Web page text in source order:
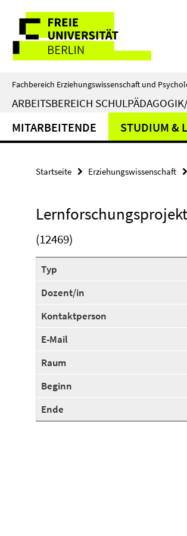
direkt
Inhalt
Service-
Navigation
Fachbereich Erziehungswissenschaft und
ARBEITSBEREICH
MITARBEITENDE STUDIUM &
Startseite Erziehungswissenschaft
Lernforschungsprojekt
(12469)
Typ
Dozent/in
Kontaktperson
E-Mail
Raum
Beginn
Ende